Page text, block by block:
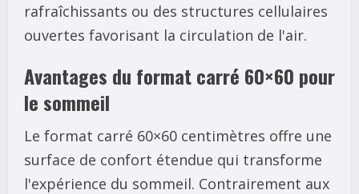
rafraîchissants ou des structures cellulaires
ouvertes favorisant la circulation de l'air.
Avantages du format carré 60×60 pour
le sommeil
Le format carré 60×60 centimètres offre une
surface de confort étendue qui transforme
l'expérience du sommeil. Contrairement aux